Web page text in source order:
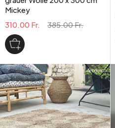
Mickey
310.00 Fr.
385.00 Fr.